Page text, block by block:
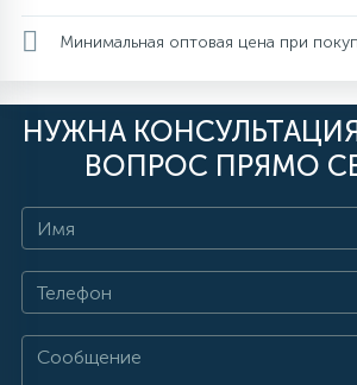
Минимальная оптовая цена при
НУЖНА
ВОПРОС ПРЯМО